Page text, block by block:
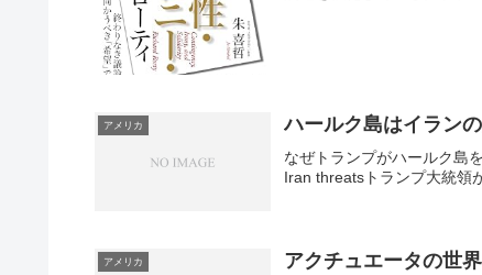
アメリカ ハールク島はイラン
なぜトランプがハールク島
Iran threatsトランプ大統領
アメリカ アクチュエータの世